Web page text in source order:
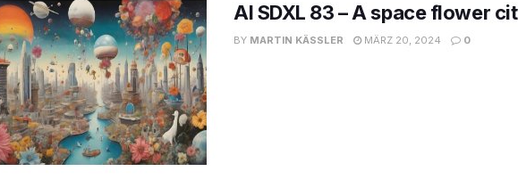
AI SDXL 83 – A space flower
BY MARTIN KÄSSLER MÄRZ 20, 2024 0